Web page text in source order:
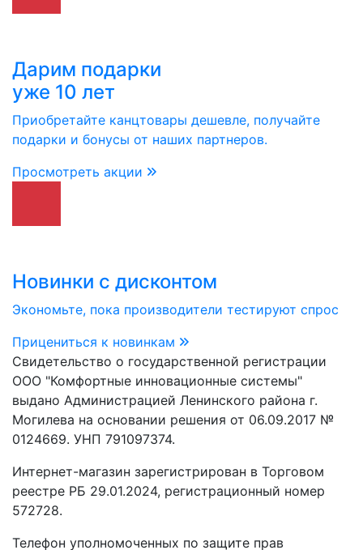
Дарим подарки
уже 10 лет
Приобретайте канцтовары дешевле, получайте
подарки и бонусы от наших партнеров.
Просмотреть акции
Новинки с дисконтом
Экономьте, пока производители тестируют спрос
Прицениться к новинкам
Свидетельство о государственной регистрации
ООО "Комфортные инновационные системы"
выдано Администрацией Ленинского района г.
Могилева на основании решения от 06.09.2017 №
0124669. УНП 791097374.
Интернет-магазин зарегистрирован в Торговом
реестре РБ 29.01.2024, регистрационный номер
572728.
Телефон уполномоченных по защите прав